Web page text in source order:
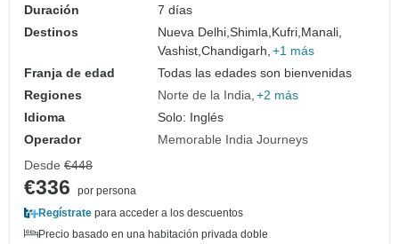
Duración
7 días
Destinos
Nueva Delhi,Shimla, Kufri, Manali,
Vashist,Chandigarh, +1 más
Franja de edad
Todas las edades son bienvenidas
Regiones
Norte de la India +2 más
Idioma
Solo: Inglés
Operador
Memorable India Journeys
Desde €448
€336
por persona
Regístrate para acceder a los descuentos
Precio basado en una habitación privada doble